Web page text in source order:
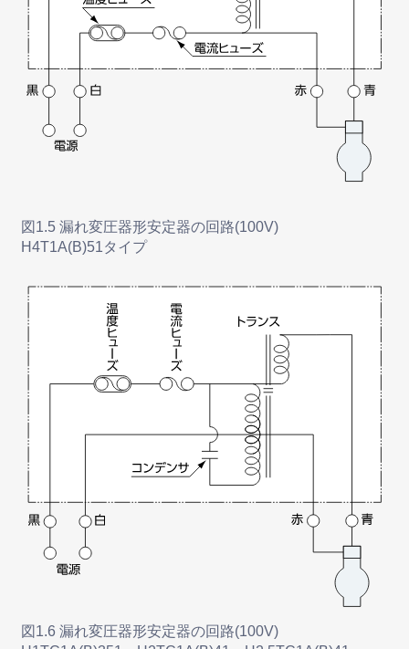
図1.5 漏れ変圧器形安定器の回路(100V)
H4T1A(B)51タイプ
図1.6 漏れ変圧器形安定器の回路(100V)